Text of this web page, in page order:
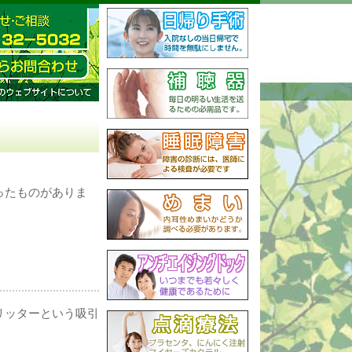
ものがありま
ターという吸引